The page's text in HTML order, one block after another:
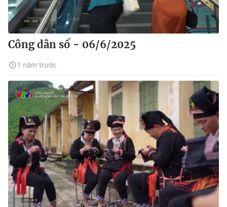
Công dân số - 06/6/2025
1 năm trước